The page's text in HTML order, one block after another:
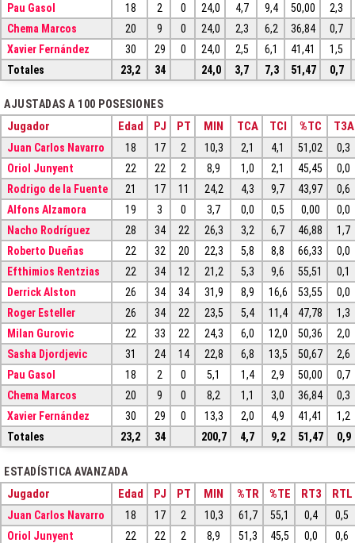
Pau Gasol
18 2 0 24,0 4,7 9,4 50,00
2,3
Chema Marcos
20 9 0 24,0 2,3 6,2 36,84
0,7
Xavier Fernández
30 29 0 24,0 2,5 6,1 41,41
1,5
Totales
23,2 34 24,0 3,7 7,3 51,47 0,7
AJUSTADAS A 100 POSESIONES
Jugador Edad PJ PT MIN TCA TCI %TC T3A
Juan Carlos Navarro 18 17 2 10,3 2,1 4,1 51,02
0,3
Oriol Junyent
22 22 2 8,9 1,0 2,1 45,45
0,0
Rodrigo de la Fuente
21 17 11 24,2 4,3 9,7 43,97
0,6
Alfons Alzamora
19 3 0 3,7 0,0 0,5 0,00
0,0
Nacho Rodríguez
28 34 22 26,3 3,2 6,7 46,88
1,7
Roberto Dueñas
22 32 20 22,3 5,8 8,8 66,33
0,0
Efthimios Rentzias
22 34 12 21,2 5,3 9,6 55,51
0,1
Derrick Alston
26 34 34 31,9 8,9 16,6 53,55
0,0
Roger Esteller
26 34 22 23,5 5,4 11,4 47,78
1,3
Milan Gurovic
22 33 22 24,3 6,0 12,0 50,36
2,0
Sasha Djordjevic
31 24 14 22,8 6,8 13,5 50,67
2,6
Pau Gasol
18 2 0 5,1 1,4 2,9 50,00
0,7
Chema Marcos
20 9 0 8,2 1,1 3,0 36,84
0,3
Xavier Fernández
30 29 0 13,3 2,0 4,9 41,41
1,2
Totales
23,2 34 200,7 4,7 9,2 51,47 0,9
ESTADÍSTICA AVANZADA
Jugador Edad PJ PT MIN %TR %TE RT3 RTL
Juan Carlos Navarro 18 17 2 10,3 61,7 55,1 0,4
0,5
Oriol Junyent
22 22 2 8,9 51,3 45,5 0,0
0,6